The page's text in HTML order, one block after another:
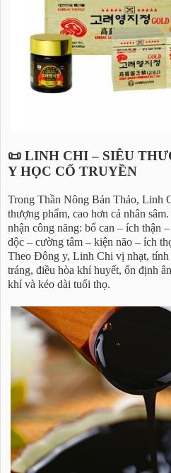
📜 LINH CHI – SIÊU
Y HỌC CỔ TRUYỀN
Trong Thần Nông Bản Thảo, Linh
thượng phẩm, cao hơn cả nhân
nhận công năng: bổ can – ích thận
độc – cường tâm – kiện não – ích
Theo Đông y, Linh Chi vị nhạt, tính
tráng, điều hòa khí huyết, ổn định
khí và kéo dài tuổi thọ.